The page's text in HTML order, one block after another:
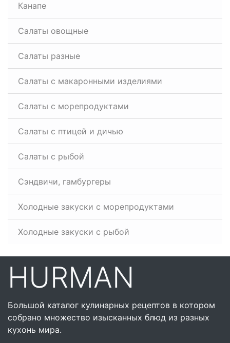
Канапе
Салаты овощные
Салаты разные
Салаты с макаронными изделиями
Салаты с морепродуктами
Салаты с птицей и дичью
Салаты с рыбой
Сэндвичи, гамбургеры
Холодные закуски с морепродуктами
Холодные закуски с рыбой
HURMAN
Большой каталог кулинарных рецептов в котором
собрано множество изысканных блюд из разных
кухонь мира.